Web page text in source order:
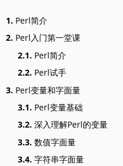
1. Perl简介
2. Perl入门第一堂课
2.1. Perl简介
2.2. Perl试手
3. Perl变量和字面量
3.1. Perl变量基础
3.2. 深入理解Perl的变量
3.3. 数值字面量
3.4. 字符串字面量